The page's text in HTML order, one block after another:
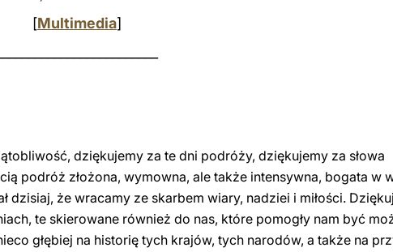
[Multimedia]
dziękujemy za te dni podróży, dziękujemy za słowa
podróż złożona, wymowna, ale także intensywna, bogata w
dzisiaj, że wracamy ze skarbem wiary, nadziei i miłości.
te skierowane również do nas, które pomogły nam być
głębiej na historię tych krajów, tych narodów, a także na